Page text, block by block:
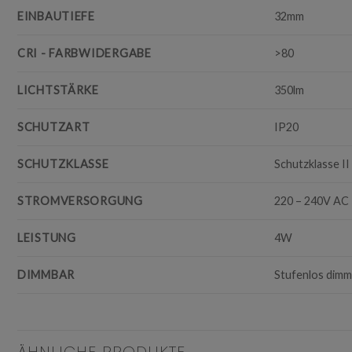
EINBAUTIEFE 32mm
CRI - FARBWIDERGABE >80
LICHTSTÄRKE 350lm
SCHUTZART IP20
SCHUTZKLASSE Schutzklasse II
STROMVERSORGUNG 220 – 240V AC
LEISTUNG 4W
DIMMBAR Stufenlos